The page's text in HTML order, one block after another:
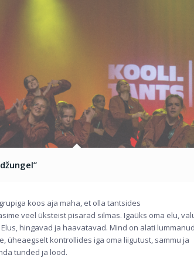
koos aja maha, et olla tantsides
veel üksteist pisarad silmas. Igaüks oma elu,
hingavad ja haavatavad. Mind on alati
üheaegselt kontrollides iga oma liigutust, sammu ja
tunded ja lood.